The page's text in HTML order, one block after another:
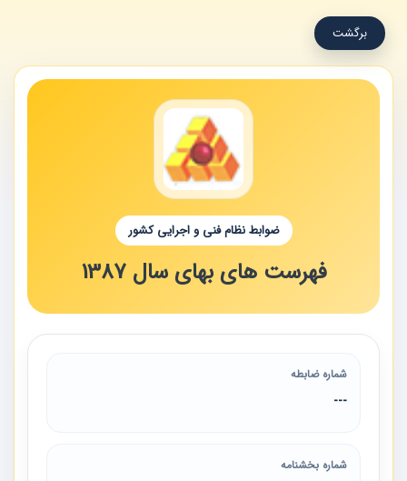
برگشت
ضوابط نظام فنی و اجرایی کشور
فهرست های بهای سال 1387
شماره ضابطه
---
شماره بخشنامه